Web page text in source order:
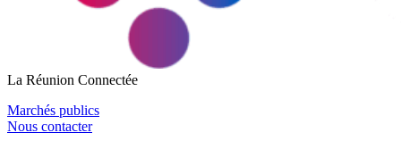
La Réunion Connectée
Marchés publics
Nous contacter